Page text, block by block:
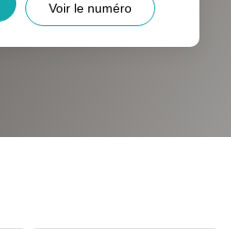
Voir le numéro